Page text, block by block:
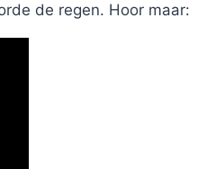
de regen. Hoor maar: